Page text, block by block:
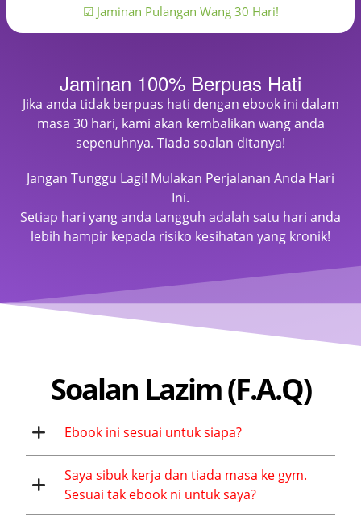
☑ Jaminan Pulangan Wang 30 Hari!
Jaminan 100% Berpuas Hati
Jika anda tidak berpuas hati dengan ebook ini dalam
masa 30 hari, kami akan kembalikan wang anda
sepenuhnya. Tiada soalan ditanya!
Jangan Tunggu Lagi! Mulakan Perjalanan Anda Hari
Ini.
Setiap hari yang anda tangguh adalah satu hari anda
lebih hampir kepada risiko kesihatan yang kronik!
Soalan Lazim (F.A.Q)
Ebook ini sesuai untuk siapa?
Saya sibuk kerja dan tiada masa ke gym.
Sesuai tak ebook ni untuk saya?